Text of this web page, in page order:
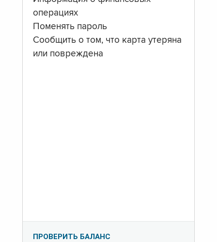
операциях
Поменять пароль
Сообщить о том, что карта утеряна
или повреждена
ПРОВЕРИТЬ БАЛАНС